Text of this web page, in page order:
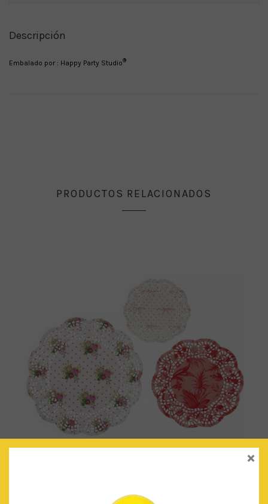
Descripción
Embalado por : Happy Party Studio®
PRODUCTOS RELACIONADOS
×